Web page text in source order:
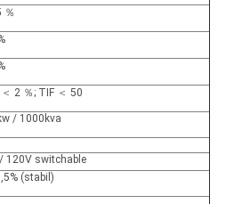
％
2 ％; TIF ＜ 50
/ 1000kva
120V switchable
(stabil)